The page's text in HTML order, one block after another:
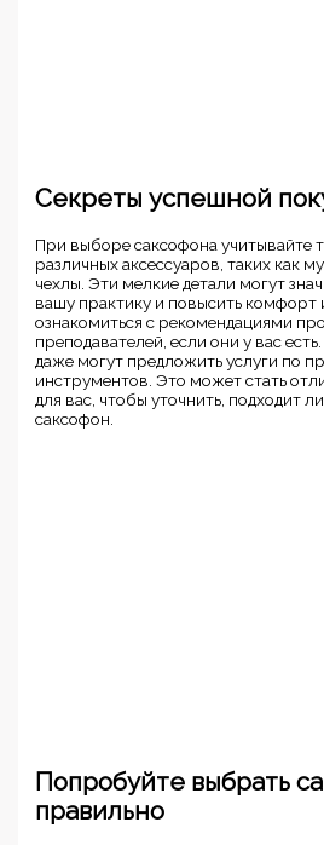
Секреты успешной
При выборе саксофона учитывайте
различных аксессуаров, таких как
чехлы. Эти мелкие детали могут
вашу практику и повысить комфорт
ознакомиться с рекомендациями
преподавателей, если они у вас
даже могут предложить услуги по
инструментов. Это может стать
для вас, чтобы уточнить, подходит
саксофон.
Попробуйте выбрать
правильно